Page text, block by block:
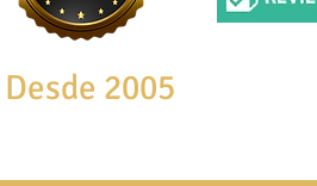
Desde 2005